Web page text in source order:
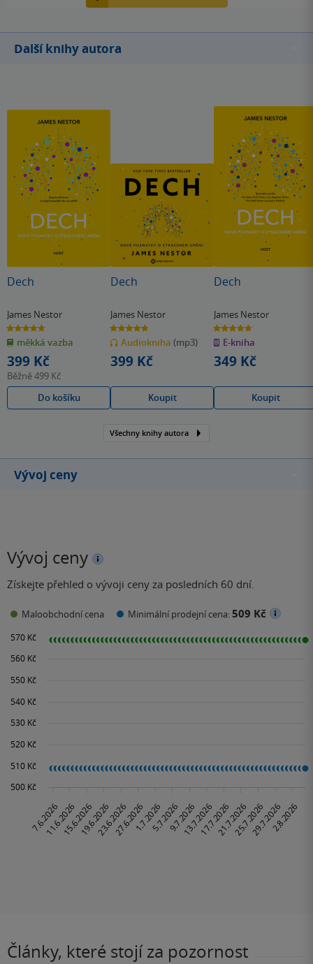
Další knihy autora
Dech
James Nestor
4.7
z
5
hvězdiček
měkká vazba
399 Kč
Běžně499 Kč
Do košíku
Dech
James Nestor
4.7
z
5
hvězdiček
Audiokniha (mp3)
399 Kč
Koupit
Dech
James Nestor
4.7
z
5
hvězdiček
E-kniha
349 Kč
Koupit
Všechny knihy autora
Vývoj ceny
Vývoj ceny
Získejte přehled o vývoji ceny za posledních 60 dní.
Maloobchodní cena Minimální prodejní cena:509 Kč
Články, které stojí za pozornost